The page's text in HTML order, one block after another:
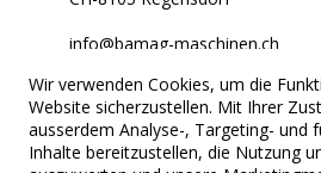
info@bamag-maschinen.ch
Stets für Sie erreichbar.
Wir verwenden Cookies, um die
Website sicherzustellen. Mit Ihrer
ausserdem Analyse-, Targeting- und
Inhalte bereitzustellen, die Nutzung